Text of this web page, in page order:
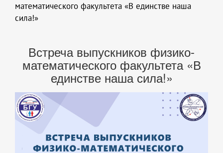
математического факультета «В единстве наша
сила!»
Встреча выпускников физико-
математического факультета «В
единстве наша сила!»